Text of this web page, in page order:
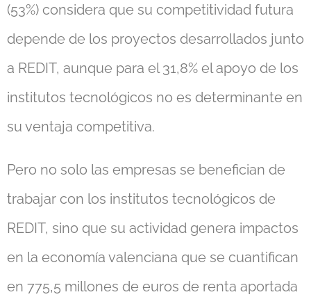
(53%) considera que su competitividad futura
depende de los proyectos desarrollados junto
a REDIT, aunque para el 31,8% el apoyo de los
institutos tecnológicos no es determinante en
su ventaja competitiva.
Pero no solo las empresas se benefician de
trabajar con los institutos tecnológicos de
REDIT, sino que su actividad genera impactos
en la economía valenciana que se cuantifican
en 775,5 millones de euros de renta aportada